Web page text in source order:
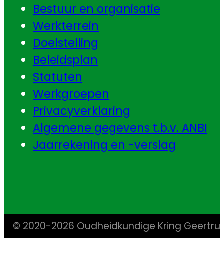
Bestuur en organisatie
Werkterrein
Doelstelling
Beleidsplan
Statuten
Werkgroepen
Privacyverklaring
Algemene gegevens t.b.v. ANBI
Jaarrekening en -verslag
© 2020-2026 Oudheidkundige Kring